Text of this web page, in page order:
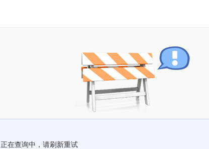
正在查询中，请刷新重试